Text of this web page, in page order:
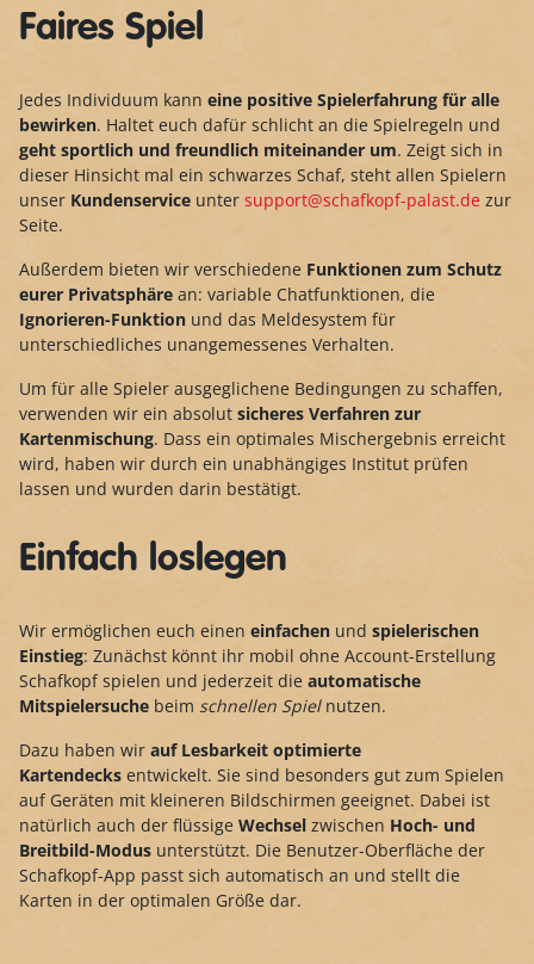
Faires Spiel
Jedes Individuum kann eine positive Spielerfahrung für alle
bewirken. Haltet euch dafür schlicht an die Spielregeln und
geht sportlich und freundlich miteinander um. Zeigt sich in
dieser Hinsicht mal ein schwarzes Schaf, steht allen Spielern
unser Kundenservice unter support@schafkopf-palast.de zur
Seite.
Außerdem bieten wir verschiedene Funktionen zum Schutz
eurer Privatsphäre an: variable Chatfunktionen, die
Ignorieren-Funktion und das Meldesystem für
unterschiedliches unangemessenes Verhalten.
Um für alle Spieler ausgeglichene Bedingungen zu schaffen,
verwenden wir ein absolut sicheres Verfahren zur
Kartenmischung. Dass ein optimales Mischergebnis erreicht
wird, haben wir durch ein unabhängiges Institut prüfen
lassen und wurden darin bestätigt.
Einfach loslegen
Wir ermöglichen euch einen einfachen und spielerischen
Einstieg: Zunächst könnt ihr mobil ohne Account-Erstellung
Schafkopf spielen und jederzeit die automatische
Mitspielersuche beim schnellen Spielnutzen.
Dazu haben wir auf Lesbarkeit optimierte
Kartendecks entwickelt. Sie sind besonders gut zum Spielen
auf Geräten mit kleineren Bildschirmen geeignet. Dabei ist
natürlich auch der flüssige Wechsel zwischen Hoch- und
Breitbild-Modus unterstützt. Die Benutzer-Oberfläche der
Schafkopf-App passt sich automatisch an und stellt die
Karten in der optimalen Größe dar.